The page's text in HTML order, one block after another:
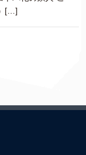
[…]